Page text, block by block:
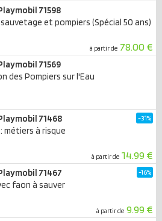
71598
et pompiers (Spécial 50 ans)
à partir de 78.00 €
71569
des Pompiers sur l'Eau
71468
métiers à risque
à partir de 14.99 €
-31%
71467
faon à sauver
à partir de 9.99 €
-16%